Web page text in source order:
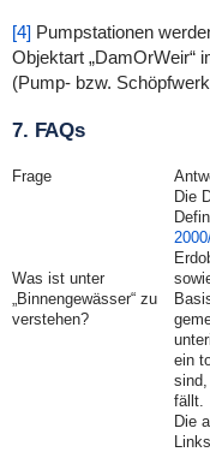
[4]Pumpstationen
Objektart „DamOrWeir“
(Pump- bzw.
7. FAQs
Frage
Was ist unter
„Binnengewässer“ zu
verstehen?
Die
ein
sind,
fällt.
Die